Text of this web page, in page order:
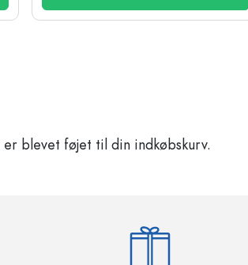
blevet føjet til din indkøbskurv.